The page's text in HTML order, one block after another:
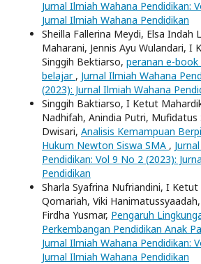
Jurnal Ilmiah Wahana Pendidikan:
Jurnal Ilmiah Wahana Pendidikan
Sheilla Fallerina Meydi, Elsa Indah
Maharani, Jennis Ayu Wulandari, I
Singgih Bektiarso, peranan e-
belajar , Jurnal Ilmiah Wahana
(2023): Jurnal Ilmiah Wahana
Singgih Baktiarso, I Ketut
Nadhifah, Anindia Putri, Mufidatus
Dwisari, Analisis Kemampuan
Hukum Newton Siswa SMA ,
Pendidikan: Vol 9 No 2 (2023):
Pendidikan
Sharla Syafrina Nufriandini, I
Qomariah, Viki
Firdha Yusmar, Pengaruh
Perkembangan Pendidikan Anak
Jurnal Ilmiah Wahana Pendidikan:
Jurnal Ilmiah Wahana Pendidikan